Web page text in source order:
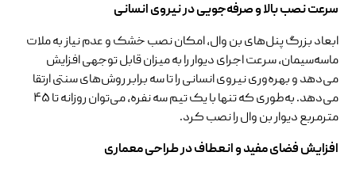
سرعت نصب بالا و صرفه‌جویی در نیروی انسانی
ابعاد بزرگ پنل‌های بن وال، امکان نصب خشک و عدم نیاز به ملات
ماسه‌سیمان، سرعت اجرای دیوار را به میزان قابل توجهی افزایش
می‌دهد و بهره‌وری نیروی انسانی را تا سه برابر روش‌های سنتی ارتقا
می‌دهد. به‌طوری که تنها با یک تیم سه نفره، می‌توان روزانه تا ۴۵
مترمربع دیوار بن وال را نصب کرد.
افزایش فضای مفید و انعطاف در طراحی معماری